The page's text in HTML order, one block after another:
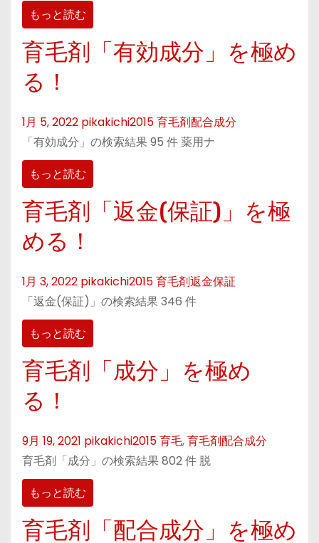
もっと読む
育毛剤「有効成分」を極め
る！
1月 5, 2022 pikakichi2015育毛剤配合成分
「有効成分」の検索結果 95 件 薬用ナ
もっと読む
育毛剤「返金(保証)」を極
める！
1月 3, 2022 pikakichi2015育毛剤返金保証
「返金(保証)」の検索結果 346 件
もっと読む
育毛剤「成分」を極め
る！
9月 19, 2021 pikakichi2015育毛,育毛剤配合成分
育毛剤「成分」の検索結果 802 件 脱
もっと読む
育毛剤「配合成分」を極め